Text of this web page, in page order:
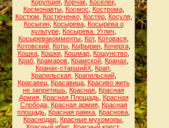
Корупция, Корчак, Коселёк,
Космонавты, Космос Кострома,
Костюм
Костюченко, Костёр, Косуля,
Косыгин, Косырева, Косырева о
культуре, Косырева. Углич
Косыревакомменты Кот, Котовася
Котовский, Коты, Кофырин, Кочерга,
Кошка Кошки Кошмар Кощунство
Краб Крамаров Крамской Кранах
Кранах-старшийХ Крап
Крапильская, Крапильский,
Красавец, Красавица, Красиво жить
не запретишь Красная Красная
Армия, Красная Площадь, Красная
Слобода, Красная армия, Красная
площадь Красная рамка Краснова
Краснодар Красные мухоморы